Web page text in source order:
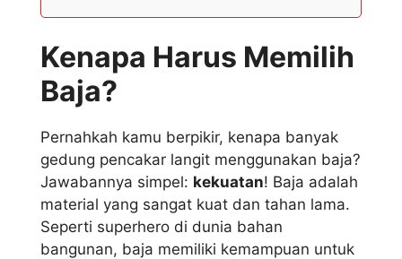
Kenapa Harus Memilih
Baja?
Pernahkah kamu berpikir, kenapa banyak
gedung pencakar langit menggunakan baja?
Jawabannya simpel: kekuatan! Baja adalah
material yang sangat kuat dan tahan lama.
Seperti superhero di dunia bahan
bangunan, baja memiliki kemampuan untuk